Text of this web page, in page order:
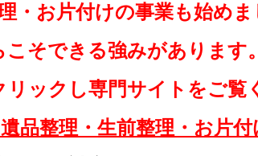
・お片付けの事業も始めま
そできる強みがあります。
ックし専門サイトをご覧
品整理・生前整理・お片付